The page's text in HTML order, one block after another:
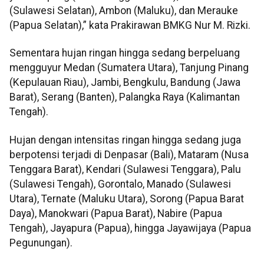
(Sulawesi Selatan), Ambon (Maluku), dan Merauke
(Papua Selatan),” kata Prakirawan BMKG Nur M. Rizki.
Sementara hujan ringan hingga sedang berpeluang
mengguyur Medan (Sumatera Utara), Tanjung Pinang
(Kepulauan Riau), Jambi, Bengkulu, Bandung (Jawa
Barat), Serang (Banten), Palangka Raya (Kalimantan
Tengah).
Hujan dengan intensitas ringan hingga sedang juga
berpotensi terjadi di Denpasar (Bali), Mataram (Nusa
Tenggara Barat), Kendari (Sulawesi Tenggara), Palu
(Sulawesi Tengah), Gorontalo, Manado (Sulawesi
Utara), Ternate (Maluku Utara), Sorong (Papua Barat
Daya), Manokwari (Papua Barat), Nabire (Papua
Tengah), Jayapura (Papua), hingga Jayawijaya (Papua
Pegunungan).